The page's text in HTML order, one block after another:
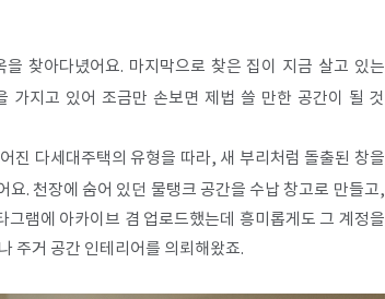
찾아다녔어요. 마지막으로 찾은 집이 지금 살고 있는
가지고 있어 조금만 손보면 제법 쓸 만한 공간이 될 것
진 다세대주택의 유형을 따라, 새 부리처럼 돌출된 창을
. 천장에 숨어 있던 물탱크 공간을 수납 창고로 만들고,
램에 아카이브 겸 업로드했는데 흥미롭게도 그 계정을
주거 공간 인테리어를 의뢰해왔죠.